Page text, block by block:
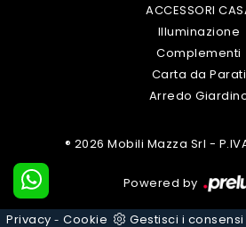
ACCESSORI
Illuminazione
Complementi
Carta da Parati
Arredo
® 2026 Mobili Mazza Srl -
Powered by
Privacy - Cookie Gestisci i consensi